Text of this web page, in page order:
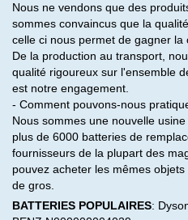
Nous ne vendons que des
sommes convaincus que la
celle ci nous permet de gagner la
De la production au transport,
qualité rigoureux sur l'ensemble
est notre engagement.
- Comment pouvons-nous
Nous sommes une nouvelle
plus de 6000 batteries de
fournisseurs de la plupart des
pouvez acheter les mêmes
de gros.
BATTERIES POPULAIRES: